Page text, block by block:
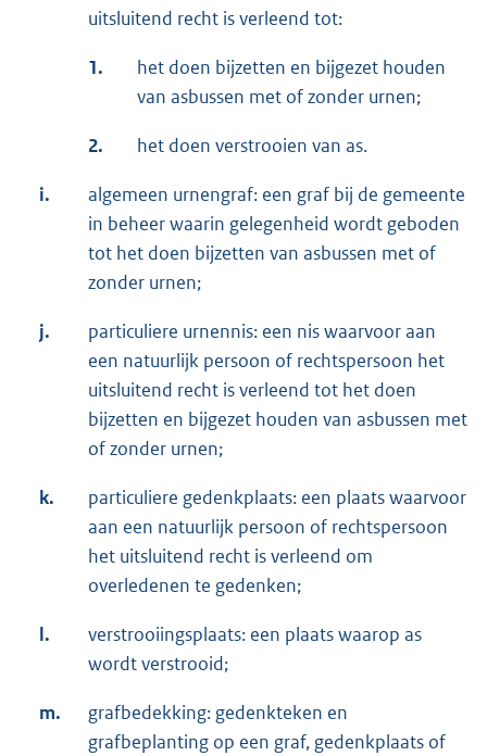
uitsluitend recht is verleend tot:
1.
het doen bijzetten en bijgezet houden
van asbussen met of zonder urnen;
2. het doen verstrooien van as.
i.
algemeen urnengraf: een graf bij de gemeente
in beheer waarin gelegenheid wordt geboden
tot het doen bijzetten van asbussen met of
zonder urnen;
j.
particuliere urnennis: een nis waarvoor aan
een natuurlijk persoon of rechtspersoon het
uitsluitend recht is verleend tot het doen
bijzetten en bijgezet houden van asbussen met
of zonder urnen;
k.
particuliere gedenkplaats: een plaats waarvoor
aan een natuurlijk persoon of rechtspersoon
het uitsluitend recht is verleend om
overledenen te gedenken;
l.
verstrooiingsplaats: een plaats waarop as
wordt verstrooid;
m.
grafbedekking: gedenkteken en
grafbeplanting op een graf, gedenkplaats of